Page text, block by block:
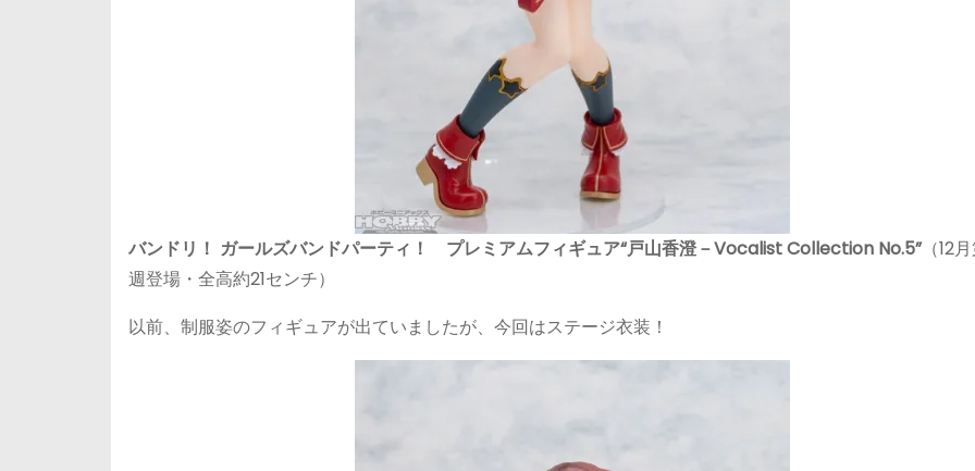
バンドリ！ ガールズバンドパーティ！ プレミアムフィギュア“戸山香澄－Vocalist Collection No.5”（12
週登場・全高約21センチ）
以前、制服姿のフィギュアが出ていましたが、今回はステージ衣装！